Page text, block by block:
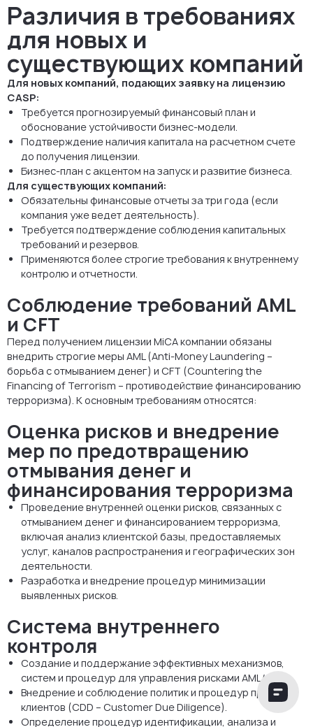
Различия в требованиях
для новых и
существующих компаний
Для новых компаний, подающих заявку на лицензию
CASP:
Требуется прогнозируемый финансовый план и
обоснование устойчивости бизнес-модели.
Подтверждение наличия капитала на расчетном счете
до получения лицензии.
Бизнес-план с акцентом на запуск и развитие бизнеса.
Для существующих компаний:
Обязательны финансовые отчеты за три года (если
компания уже ведет деятельность).
Требуется подтверждение соблюдения капитальных
требований и резервов.
Применяются более строгие требования к внутреннему
контролю и отчетности.
Соблюдение требований AML
и CFT
Перед получением лицензии MiCA компании обязаны
внедрить строгие меры AML (Anti-Money Laundering –
борьба с отмыванием денег) и CFT (Countering the
Financing of Terrorism – противодействие финансированию
терроризма). К основным требованиям относятся:
Оценка рисков и внедрение
мер по предотвращению
отмывания денег и
финансирования терроризма
Проведение внутренней оценки рисков, связанных с
отмыванием денег и финансированием терроризма,
включая анализ клиентской базы, предоставляемых
услуг, каналов распространения и географических зон
деятельности.
Разработка и внедрение процедур минимизации
выявленных рисков.
Система внутреннего
контроля
Создание и поддержание эффективных механизмов,
систем и процедур для управления рисками AML/CFT.
Внедрение и соблюдение политик и процедур проверки
клиентов (CDD – Customer Due Diligence).
Определение процедур идентификации, анализа и